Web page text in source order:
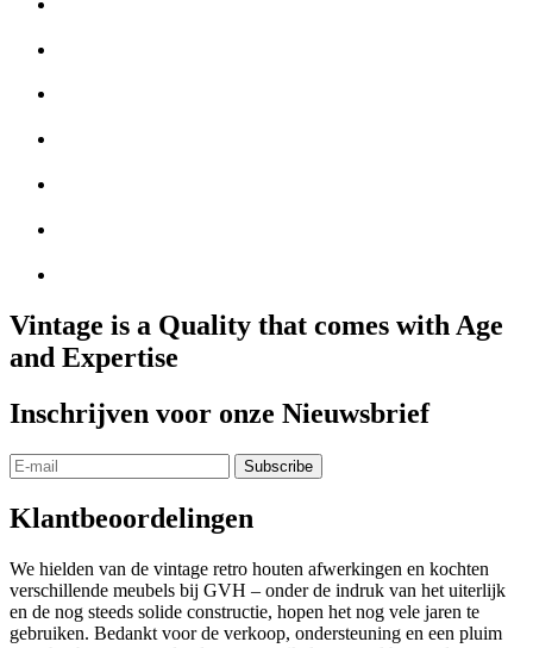
Vintage is a Quality that comes with Age
and Expertise
Inschrijven voor onze Nieuwsbrief
Klantbeoordelingen
We hielden van de vintage retro houten afwerkingen en kochten
verschillende meubels bij GVH – onder de indruk van het uiterlijk
en de nog steeds solide constructie, hopen het nog vele jaren te
gebruiken. Bedankt voor de verkoop, ondersteuning en een pluim